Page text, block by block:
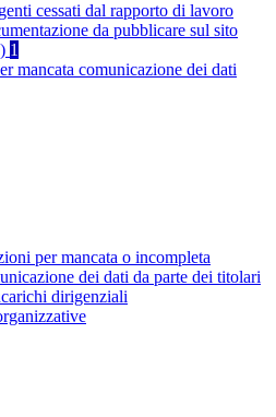
cessati dal rapporto di lavoro
da pubblicare sul sito
1
mancata comunicazione dei dati
per mancata o incompleta
dei dati da parte dei titolari
dirigenziali